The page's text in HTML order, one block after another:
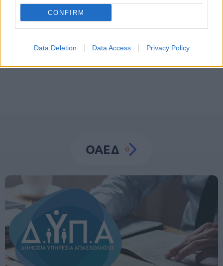
CONFIRM
Data Deletion Data Access Privacy Policy
Tags
Επιδοτήσεις Άνεργοι
ΟΑΕΔ